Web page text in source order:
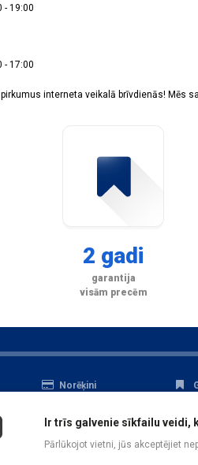
- 19:00
- 17:00
interneta veikalā brīvdienās! Mēs
2 gadi
garantija
visām precēm
Norēķini
Serviss
Ir trīs galvenie sīkfailu veidi,
Pārlūkojot vietni, jūs akceptējiet